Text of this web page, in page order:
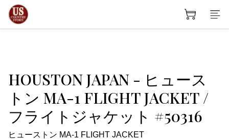
HOUSTON JAPAN - ヒュース
トン MA-1 FLIGHT JACKET /
フライトジャケット #50316
ヒューストン MA-1 FLIGHT JACKET